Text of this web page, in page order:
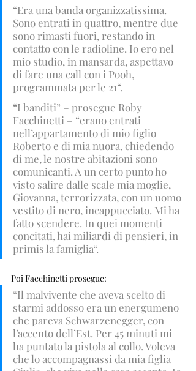
“Era una banda organizzatissima.
Sono entrati in quattro, mentre due
sono rimasti fuori, restando in
contatto con le radioline. Io ero nel
mio studio, in mansarda, aspettavo
di fare una call con i Pooh,
programmata per le 21“.
“I banditi” – prosegue Roby
Facchinetti – “erano entrati
nell’appartamento di mio figlio
Roberto e di mia nuora, chiedendo
di me, le nostre abitazioni sono
comunicanti. A un certo punto ho
visto salire dalle scale mia moglie,
Giovanna, terrorizzata, con un uomo
vestito di nero, incappucciato. Mi ha
fatto scendere. In quei momenti
concitati, hai miliardi di pensieri, in
primis la famiglia“.
Poi Facchinetti prosegue:
“Il malvivente che aveva scelto di
starmi addosso era un energumeno
che pareva Schwarzenegger, con
l’accento dell’Est. Per 45 minuti mi
ha puntato la pistola al collo. Voleva
che lo accompagnassi da mia figlia